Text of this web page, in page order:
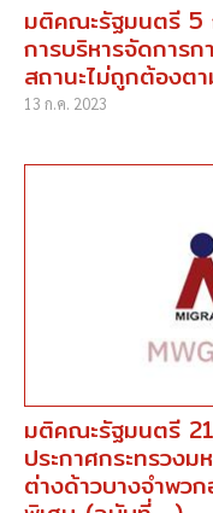
มติคณะรัฐมนตรี 5
การบริหารจัดการ
สถานะไม่ถูกต้องต
13 ก.ค. 2023
มติคณะรัฐมนตรี
ประกาศกระทรวง
ต่างด้าวบางจำพว